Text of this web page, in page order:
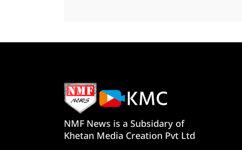
NMF News is a Subsidary of
Khetan Media Creation Pvt Ltd